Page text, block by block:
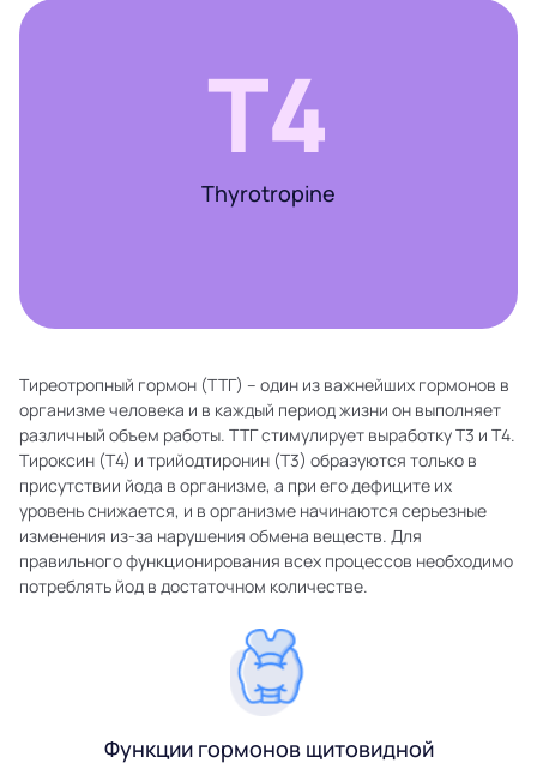
Т4
Thyrotropine
Тиреотропный гормон (ТТГ) – один из важнейших гормонов в
организме человека и в каждый период жизни он выполняет
различный объем работы. ТТГ стимулирует выработку Т3 и Т4.
Тироксин (Т4) и трийодтиронин (Т3) образуются только в
присутствии йода в организме, а при его дефиците их
уровень снижается, и в организме начинаются серьезные
изменения из-за нарушения обмена веществ. Для
правильного функционирования всех процессов необходимо
потреблять йод в достаточном количестве.
Функции гормонов щитовидной